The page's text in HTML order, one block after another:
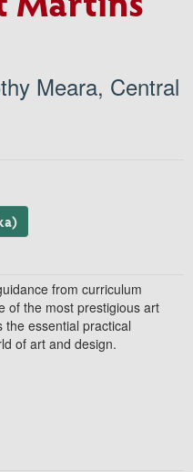
Meara, Central
from curriculum
of the most prestigious art
the essential practical
of art and design.